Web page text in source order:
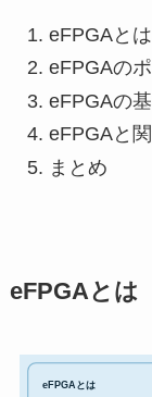
eFPGAとは
eFPGAの
eFPGAの
eFPGAと
まとめ
eFPGAとは
eFPGAとは